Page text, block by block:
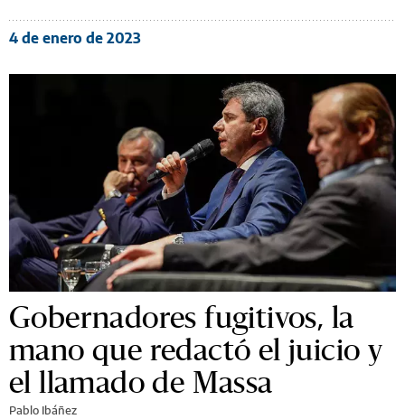
4 de enero de 2023
Gobernadores fugitivos, la
mano que redactó el juicio y
el llamado de Massa
Pablo Ibáñez